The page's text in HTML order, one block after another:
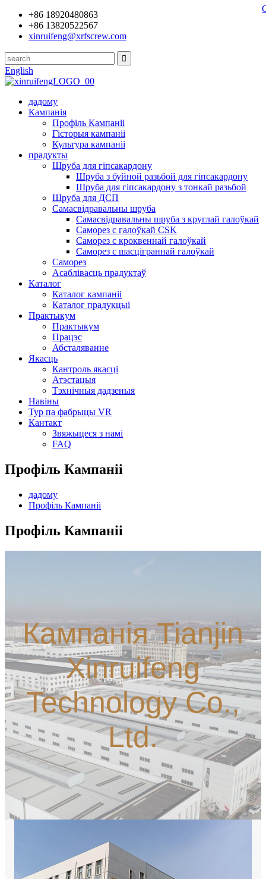
+86 18920480863
+86 13820522567
xinruifeng@xrfscrew.com
English
дадому
Кампанія
Профіль Кампаніі
Гісторыя кампаніі
Культура кампаніі
прадукты
Шруба для гіпсакардону
Шруба з буйной разьбой для гіпсакардону
Шруба для гіпсакардону з тонкай разьбой
Шруба для ДСП
Самасвідравальны шруба
Самасвідравальны шруба з круглай галоўкай
Саморез с галоўкай CSK
Саморез с кроквеннай галоўкай
Саморез с шасціграннай галоўкай
Саморез
Асаблівасць прадуктаў
Каталог
Каталог кампаніі
Каталог прадукцыі
Практыкум
Практыкум
Працэс
Абсталяванне
Якасць
Кантроль якасці
Атэстацыя
Тэхнічныя дадзеныя
Навіны
Тур па фабрыцы VR
Кантакт
Звяжыцеся з намі
FAQ
Профіль Кампаніі
дадому
Профіль Кампаніі
Профіль Кампаніі
Кампанія Tianjin
Xinruifeng
Technology Co.,
Ltd.